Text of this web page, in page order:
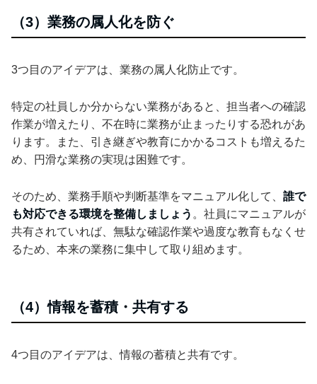
（3）業務の属人化を防ぐ
3つ目のアイデアは、業務の属人化防止です。
特定の社員しか分からない業務があると、担当者への確認
作業が増えたり、不在時に業務が止まったりする恐れがあ
ります。また、引き継ぎや教育にかかるコストも増えるた
め、円滑な業務の実現は困難です。
そのため、業務手順や判断基準をマニュアル化して、 誰で
も対応できる環境を整備しましょう 。社員にマニュアルが
共有されていれば、無駄な確認作業や過度な教育もなくせ
るため、本来の業務に集中して取り組めます。
（4）情報を蓄積・共有する
4つ目のアイデアは、情報の蓄積と共有です。